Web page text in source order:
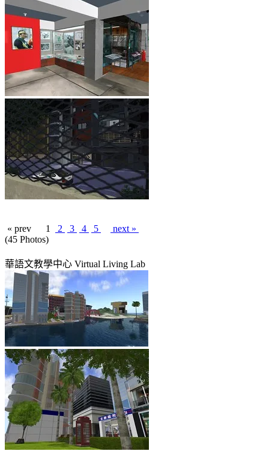
« prev 1 2 3 4 5
next »
(45 Photos)
華語文教學中心 Virtual Living Lab